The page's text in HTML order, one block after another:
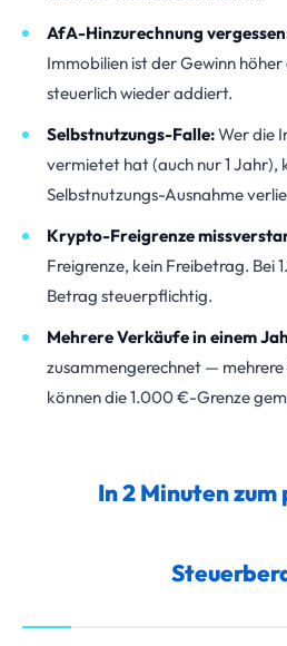
AfA-Hinzurechnung
Immobilien ist der Gewinn
steuerlich wieder addiert.
Selbstnutzungs-Falle:Wer die
vermietet hat (auch nur 1 Jahr),
Selbstnutzungs-Ausnahme
Krypto-Freigrenze
Freigrenze, kein Freibetrag. Bei
Betrag steuerpflichtig.
Mehrere Verkäufe in einem
zusammengerechnet —
können die 1.000 €-Grenze
In 2 Minuten zum